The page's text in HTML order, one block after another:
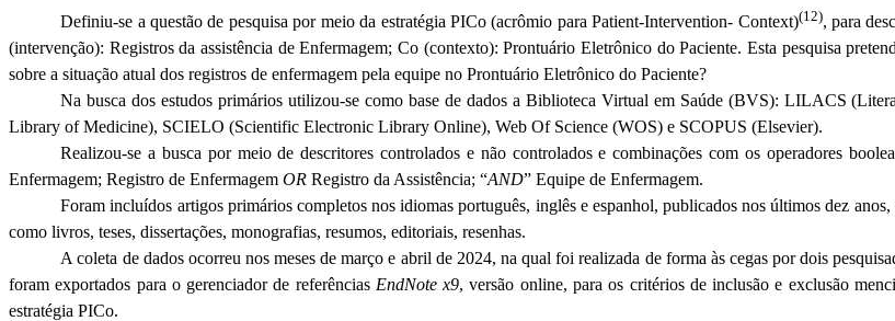
Definiu-se a questão de pesquisa por meio da estratégia PICo (acrômio para Patient-Intervention- Context)(12), para
(intervenção): Registros da assistência de Enfermagem; Co (contexto): Prontuário Eletrônico do Paciente. Esta pesquisa
sobre a situação atual dos registros de enfermagem pela equipe no Prontuário Eletrônico do Paciente?
Na busca dos estudos primários utilizou-se como base de dados a Biblioteca Virtual em Saúde (BVS): LILACS
Library of Medicine), SCIELO (Scientific Electronic Library Online), Web Of Science (WOS) e SCOPUS (Elsevier).
Realizou-se a busca por meio de descritores controlados e não controlados e combinações com os operadores
Enfermagem; Registro de Enfermagem OR Registro da Assistência; “AND” Equipe de Enfermagem.
Foram incluídos artigos primários completos nos idiomas português, inglês e espanhol, publicados nos últimos dez
como livros, teses, dissertações, monografias, resumos, editoriais, resenhas.
A coleta de dados ocorreu nos meses de março e abril de 2024, na qual foi realizada de forma às cegas por dois
foram exportados para o gerenciador de referências EndNote x9, versão online, para os critérios de inclusão e exclusão
estratégia PICo.